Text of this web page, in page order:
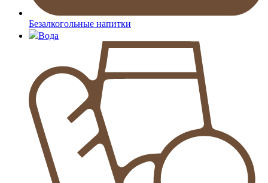
Безалкогольные напитки
Вода